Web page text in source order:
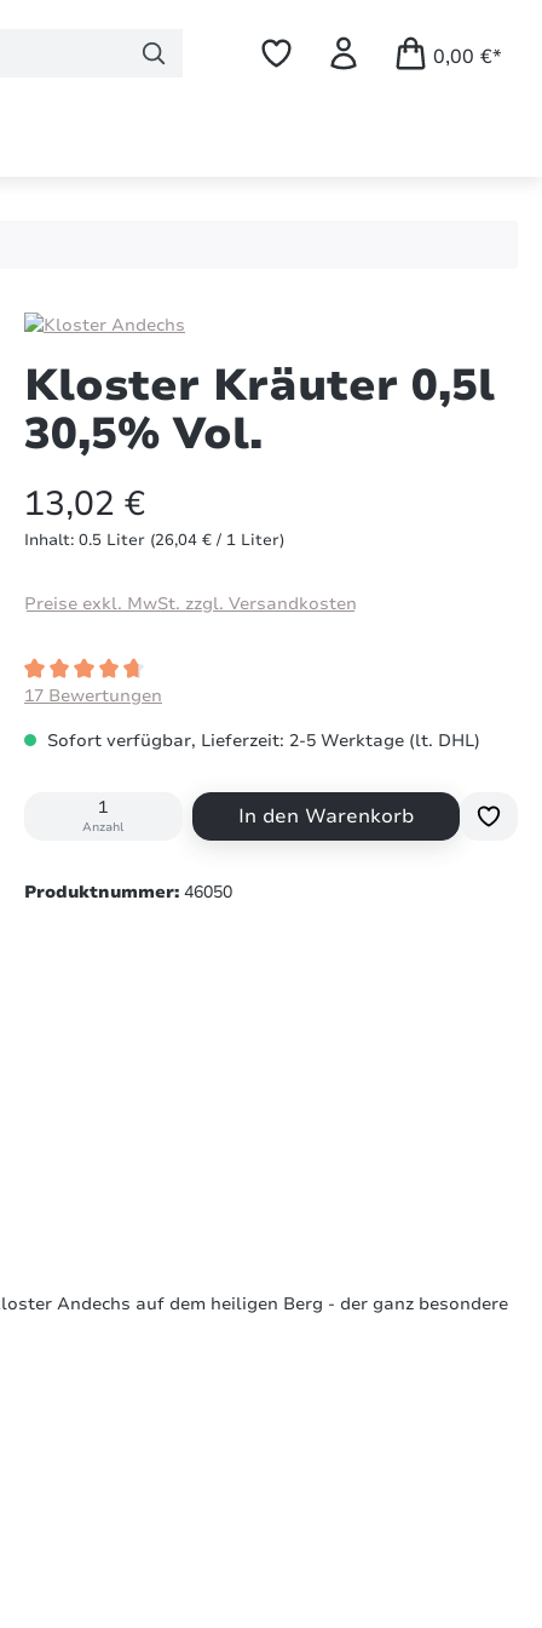
0,00 €*
Kloster Kräuter 0,5l
30,5% Vol.
13,02 €
Inhalt: 0.5 Liter (26,04 € / 1 Liter)
Preise exkl. MwSt. zzgl. Versandkosten
Durchschnittliche Bewertung von 4.7 von 5 Sternen
17 Bewertungen
Sofort verfügbar, Lieferzeit: 2-5 Werktage (lt. DHL)
Anzahl In den Warenkorb
Produktnummer: 46050
Andechs auf dem heiligen Berg - der ganz besondere